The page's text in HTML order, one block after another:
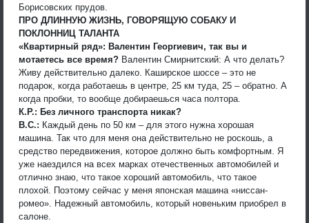
Борисовских прудов.
ПРО ДЛИННУЮ ЖИЗНЬ, ГОВОРЯЩУЮ СОБАКУ И
ПОКЛОННИЦ ТАЛАНТА
«Квартирный ряд»: Валентин Георгиевич, так вы и
мотаетесь все время? Валентин Смирнитский: А что делать?
Живу действительно далеко. Каширское шоссе – это не
подарок, когда работаешь в центре, 25 км туда, 25 – обратно. А
когда пробки, то вообще добираешься часа полтора.
К.Р.: Без личного транспорта никак?
В.С.: Каждый день по 50 км – для этого нужна хорошая
машина. Так что для меня она действительно не роскошь, а
средство передвижения, которое должно быть комфортным. Я
уже наездился на всех марках отечественных автомобилей и
отлично знаю, что такое хороший автомобиль, что такое
плохой. Поэтому сейчас у меня японская машина «ниссан-
ромео». Надежный автомобиль, который новеньким приобрел в
салоне.